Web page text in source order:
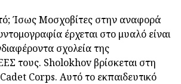
Ίσως Μοσχοβίτες στην αναφορά
έρχεται στο μυαλό είναι
σχολεία της
τους. Sholokhov βρίσκεται στη
Corps. Αυτό το εκπαιδευτικό